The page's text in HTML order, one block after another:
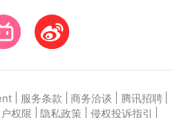
服务条款 商务洽谈 腾讯招聘
权限 隐私政策 侵权投诉指引